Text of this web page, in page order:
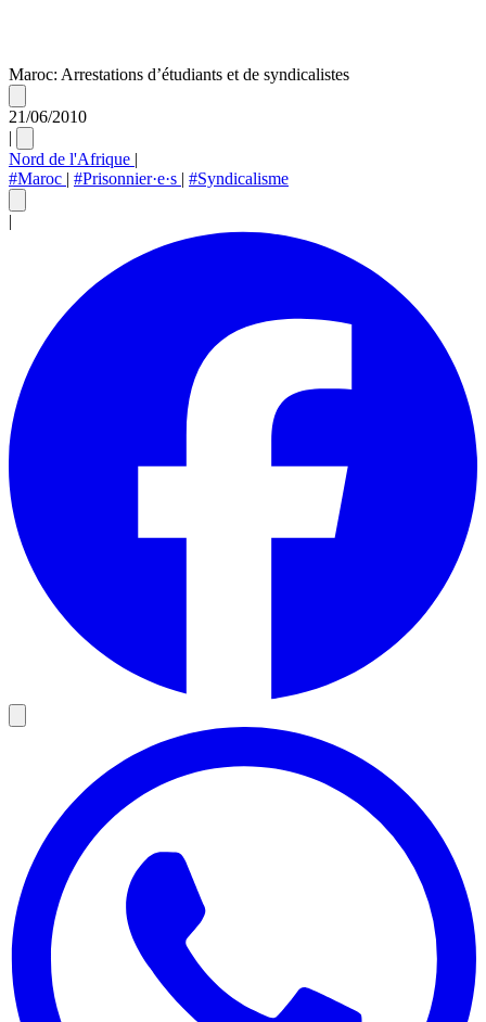
Maroc: Arrestations d’étudiants et de syndicalistes
21/06/2010
|
Nord de l'Afrique |
#Maroc | #Prisonnier·e·s | #Syndicalisme
|